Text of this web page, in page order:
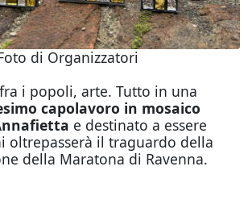
di Organizzatori
i popoli, arte. Tutto in una
capolavoro in mosaico
e destinato a essere
oltrepasserà il traguardo della
della Maratona di Ravenna.